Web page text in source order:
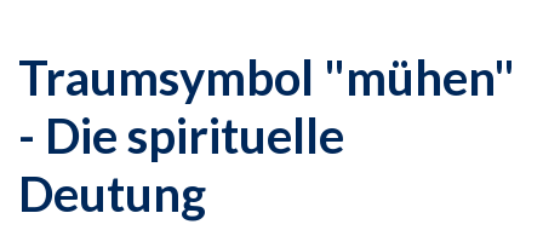
Traumsymbol "mühen"
- Die spirituelle
Deutung